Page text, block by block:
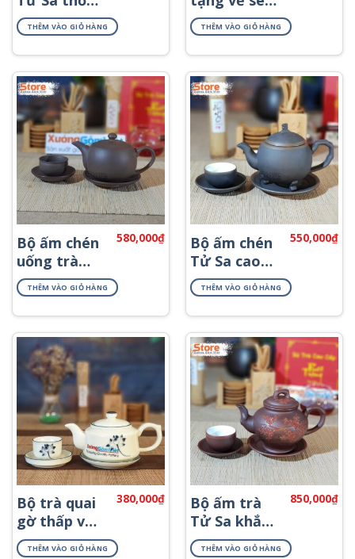
cẩm ATS-66
THÊM VÀO GIỎ HÀNG
và lá ATV-11
THÊM VÀO GIỎ HÀNG
Bộ ấm chén
uống trà
gốm ATS-84
580,000₫
THÊM VÀO GIỎ HÀNG
Bộ ấm chén
Tử Sa cao
cấp ATS-74
550,000₫
THÊM VÀO GIỎ HÀNG
Bộ trà quai
gờ thấp vẽ
sen ATV-08
380,000₫
THÊM VÀO GIỎ HÀNG
Bộ ấm trà
Tử Sa khắc
đào ATS-80
850,000₫
THÊM VÀO GIỎ HÀNG